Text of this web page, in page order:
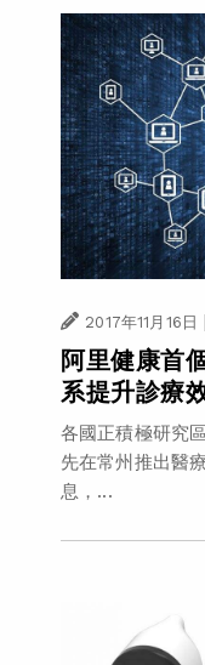
2017年11月16日 |
阿里健康首
系提升診療
各國正積極研究
先在常州推出醫
息，...